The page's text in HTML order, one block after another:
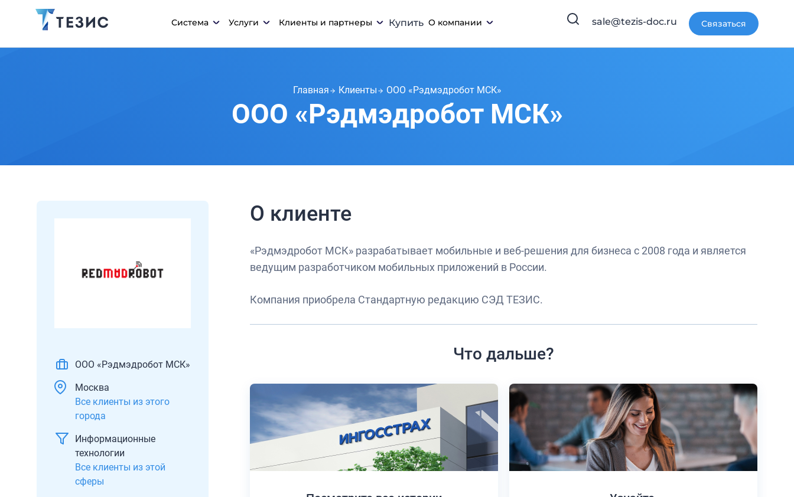
Система Услуги Клиенты и партнеры Купить О компании sale@tezis-doc.ru Связаться
Главная Клиенты ООО «Рэдмэдробот МСК»
ООО «Рэдмэдробот МСК»
ООО «Рэдмэдробот МСК»
Москва
Все клиенты из этого
города
Информационные
технологии
Все клиенты из этой
сферы
О клиенте
«Рэдмэдробот МСК» разрабатывает мобильные и веб-решения для бизнеса с 2008 года и является
ведущим разработчиком мобильных приложений в России.
Компания приобрела Стандартную редакцию СЭД ТЕЗИС.
Что дальше?